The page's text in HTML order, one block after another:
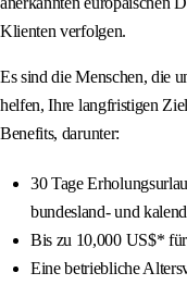
Klienten verfolgen.
Es sind die Menschen, die
helfen, Ihre langfristigen
Benefits, darunter:
30 Tage
bundesland- und
Bis zu 10,000 US$*
Eine betriebliche